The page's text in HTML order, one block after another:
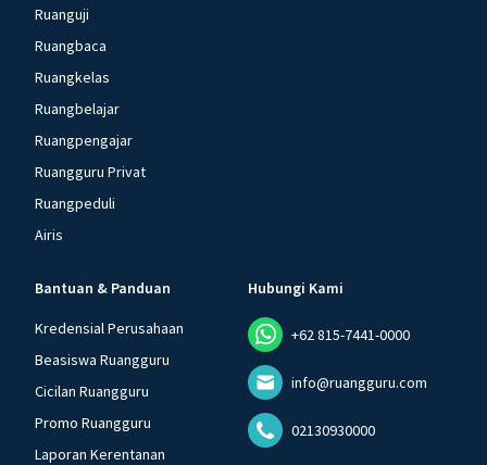
Ruanguji
Ruangbaca
Ruangkelas
Ruangbelajar
Ruangpengajar
Ruangguru Privat
Ruangpeduli
Airis
Bantuan & Panduan
Kredensial Perusahaan
Beasiswa Ruangguru
Cicilan Ruangguru
Promo Ruangguru
Laporan Kerentanan
Hubungi Kami
+62 815-7441-0000
info@ruangguru.com
02130930000